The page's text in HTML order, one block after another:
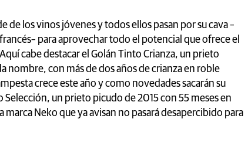
de los vinos jóvenes y todos ellos pasan por su cava –
para aprovechar todo el potencial que ofrece el
cabe destacar el Golán Tinto Crianza, un prieto
nombre, con más de dos años de crianza en roble
crece este año y como novedades sacarán su
Selección, un prieto picudo de 2015 con 55 meses en
marca Neko que ya avisan no pasará desapercibido para